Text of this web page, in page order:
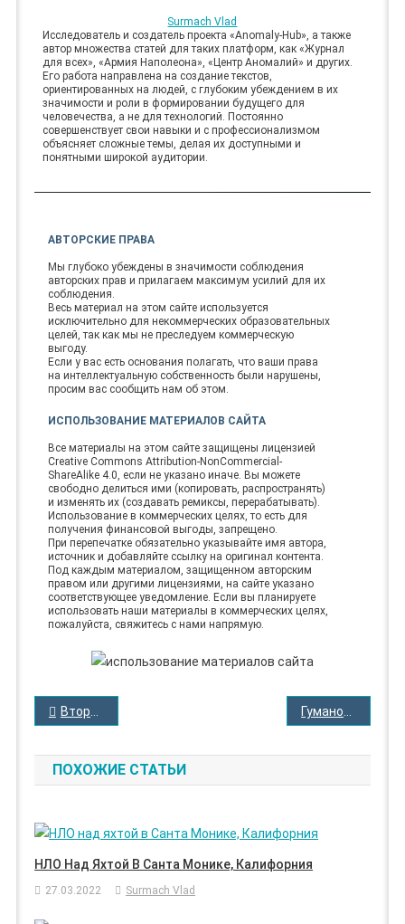
Surmach Vlad
Исследователь и создатель проекта «Anomaly-Hub», а также
автор множества статей для таких платформ, как «Журнал
для всех», «Армия Наполеона», «Центр Аномалий» и других.
Его работа направлена на создание текстов,
ориентированных на людей, с глубоким убеждением в их
значимости и роли в формировании будущего для
человечества, а не для технологий. Постоянно
совершенствует свои навыки и с профессионализмом
объясняет сложные темы, делая их доступными и
понятными широкой аудитории.
АВТОРСКИЕ ПРАВА
Мы глубоко убеждены в значимости соблюдения
авторских прав и прилагаем максимум усилий для их
соблюдения.
Весь материал на этом сайте используется
исключительно для некоммерческих образовательных
целей, так как мы не преследуем коммерческую
выгоду.
Если у вас есть основания полагать, что ваши права
на интеллектуальную собственность были нарушены,
просим вас сообщить нам об этом.
ИСПОЛЬЗОВАНИЕ МАТЕРИАЛОВ САЙТА
Все материалы на этом сайте защищены лицензией
Creative Commons Attribution-NonCommercial-
ShareAlike 4.0, если не указано иначе. Вы можете
свободно делиться ими (копировать, распространять)
и изменять их (создавать ремиксы, перерабатывать).
Использование в коммерческих целях, то есть для
получения финансовой выгоды, запрещено.
При перепечатке обязательно указывайте имя автора,
источник и добавляйте ссылку на оригинал контента.
Под каждым материалом, защищенном авторским
правом или другими лицензиями, на сайте указано
соответствующее уведомление. Если вы планируете
использовать наши материалы в коммерческих целях,
пожалуйста, свяжитесь с нами напрямую.
НАВИГАЦИЯ
ПО
Вторжение в Неукен
ПОХОЖИЕ СТАТЬИ
НЛО Над Яхтой В Санта Монике, Калифорния
27.03.2022 Surmach Vlad